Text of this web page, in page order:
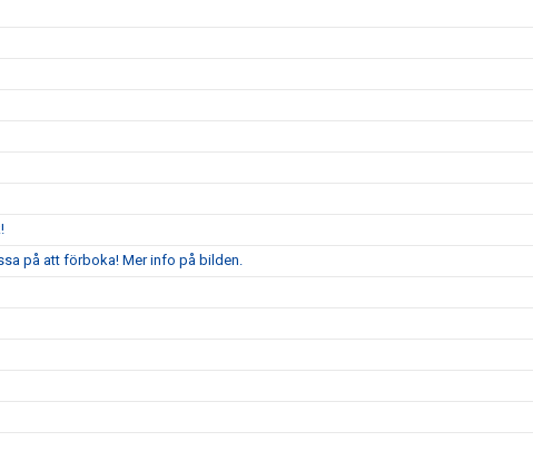
på att förboka! Mer info på bilden.